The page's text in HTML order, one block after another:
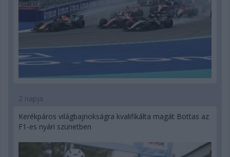
2 napja
Kerékpáros világbajnokságra kvalifikálta magát Bottas az
F1-es nyári szünetben